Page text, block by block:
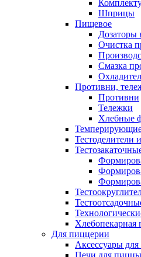
Шприцы
Пищевое
Дозаторы
Очистка
Смазка
Противни,
Противни
Тележки
Хлебные
Тестоделители
Хлебопекарная
Для пиццерии
Аксессуары
Печи для пиццы